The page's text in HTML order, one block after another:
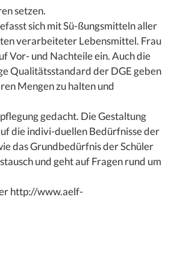
setzen.
sich mit Sü-ßungsmitteln aller
verarbeiteter Lebensmittel. Frau
Vor- und Nachteile ein. Auch die
Qualitätsstandard der DGE geben
Mengen zu halten und
gedacht. Die Gestaltung
die indivi-duellen Bedürfnisse der
das Grundbedürfnis der Schüler
und geht auf Fragen rund um
http://www.aelf-